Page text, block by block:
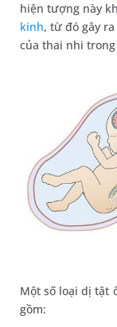
hiện tượng này
kinh, từ đó gây
của thai nhi
Một số loại dị tật
gồm: